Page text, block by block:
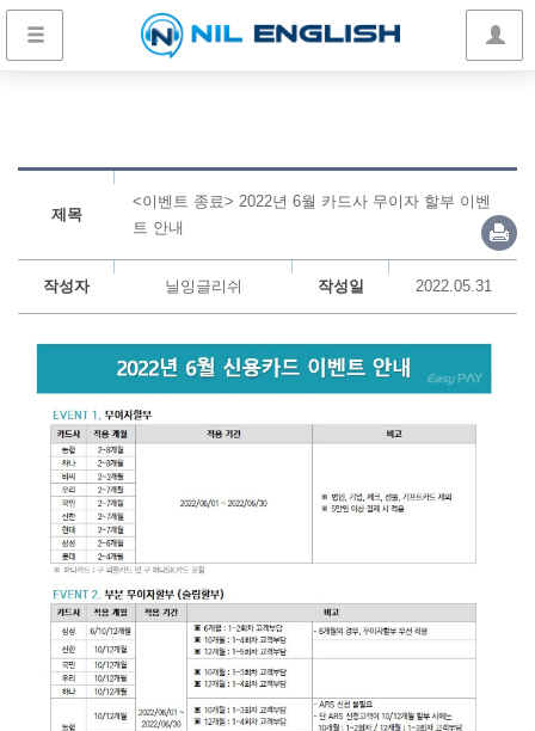
제목
<이벤트 종료> 2022년 6월 카드사 무이자 할부 이벤
트 안내
작성자 닐잉글리쉬 작성일 2022.05.31